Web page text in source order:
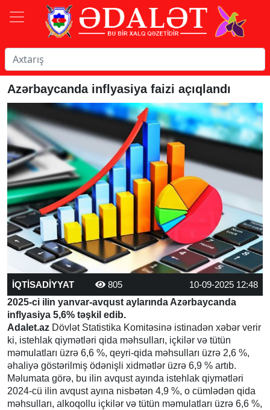
Azərbaycanda inflyasiya faizi açıqlandı
İQTİSADİYYAT 805
10-09-2025 12:48
2025-ci ilin yanvar-avqust aylarında Azərbaycanda
inflyasiya 5,6% təşkil edib.
Adalet.az Dövlət Statistika Komitəsinə istinadən xəbər verir
ki, istehlak qiymətləri qida məhsulları, içkilər və tütün
məmulatları üzrə 6,6 %, qeyri-qida məhsulları üzrə 2,6 %,
əhaliyə göstərilmiş ödənişli xidmətlər üzrə 6,9 % artıb.
Məlumata görə, bu ilin avqust ayında istehlak qiymətləri
2024-cü ilin avqust ayına nisbətən 4,9 %, o cümlədən qida
məhsulları, alkoqollu içkilər və tütün məmulatları üzrə 6,6 %,